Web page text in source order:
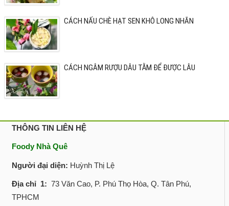
CÁCH NẤU CHÈ HẠT SEN KHÔ LONG NHÃN
CÁCH NGÂM RƯỢU DÂU TẰM ĐỂ ĐƯỢC LÂU
THÔNG TIN LIÊN HỆ
Foody Nhà Quê
Người đại diện: Huỳnh Thị Lệ
Địa chỉ 1: 73 Văn Cao, P. Phú Thọ Hòa, Q. Tân Phú,
TPHCM